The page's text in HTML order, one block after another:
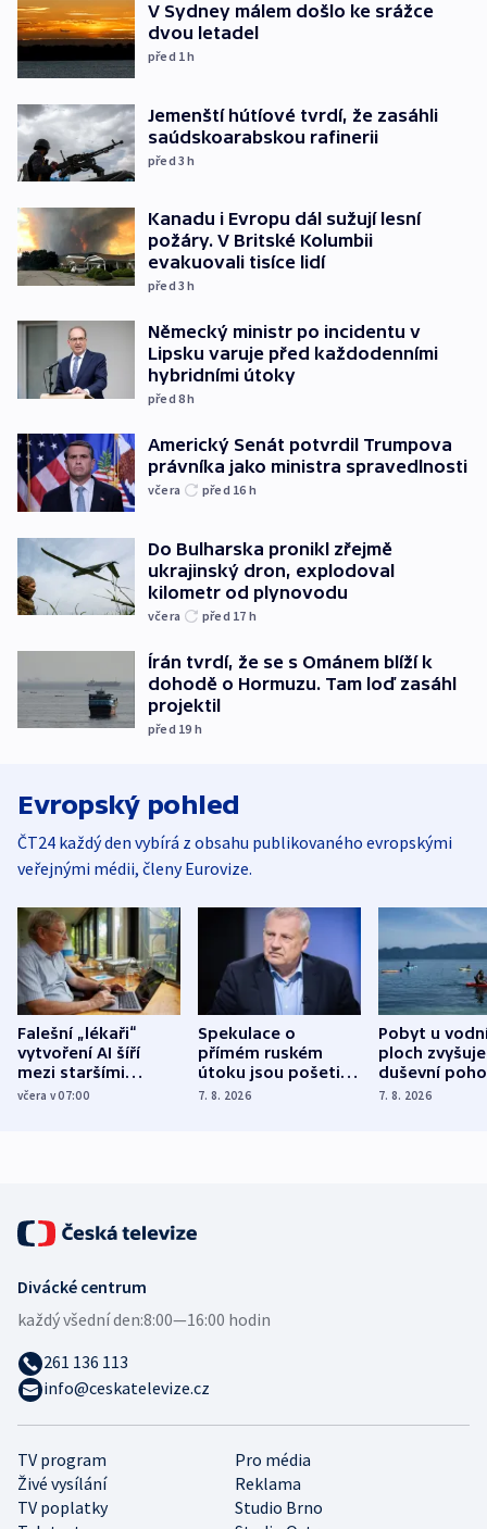
V Sydney málem došlo ke srážce
dvou letadel
před 1h
Jemenští hútíové tvrdí, že zasáhli
saúdskoarabskou rafinerii
před 3h
Kanadu i Evropu dál sužují lesní
požáry. V Britské Kolumbii
evakuovali tisíce lidí
před 3h
Německý ministr po incidentu v
Lipsku varuje před každodenními
hybridními útoky
před 8h
Americký Senát potvrdil Trumpova
právníka jako ministra spravedlnosti
včera před 16 h
Do Bulharska pronikl zřejmě
ukrajinský dron, explodoval
kilometr od plynovodu
včera před 17 h
Írán tvrdí, že se s Ománem blíží k
dohodě o Hormuzu. Tam loď zasáhl
projektil
před 19 h
Evropský pohled
ČT24 každý den vybírá z obsahu publikovaného evropskými
veřejnými médii, členy Eurovize.
Falešní „lékaři“
vytvoření AI šíří
mezi staršími
Poláky nebezpečné
včera v 07:00
Spekulace o
přímém ruském
útoku jsou pošetilé,
míní estonský
7. 8. 2026
Pobyt u
ploch zvyšuje
duševní
ukázala
7. 8. 2026
TV program
Pro média
Živé vysílání
Reklama
TV poplatky
Studio Brno
Divácké centrum
každý všední den:8:00—16:00 hodin
261 136 113
info@ceskatelevize.cz